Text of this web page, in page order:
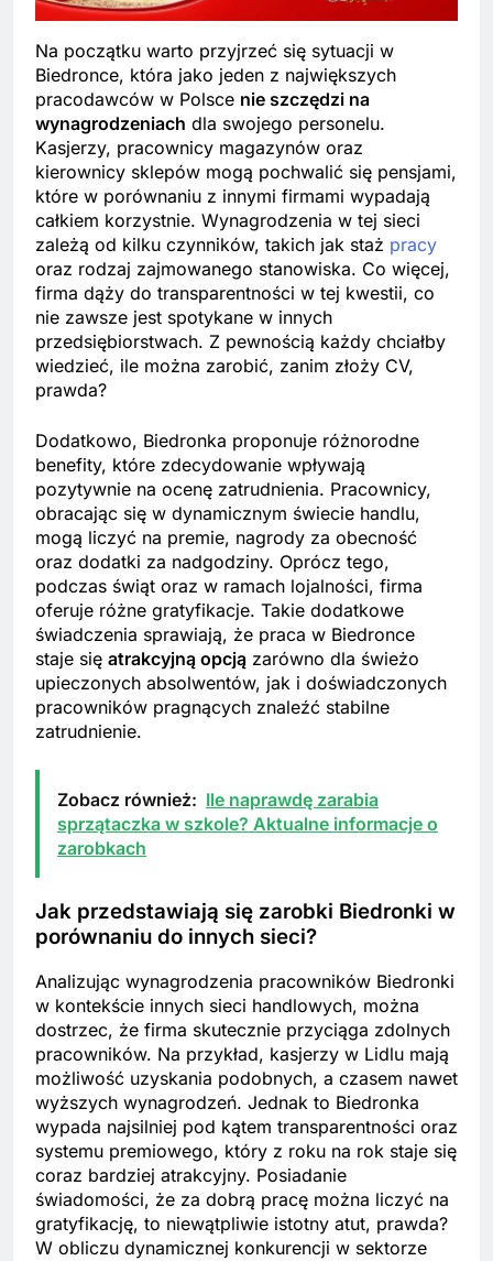
Na początku warto przyjrzeć się sytuacji w
Biedronce, która jako jeden z największych
pracodawców w Polsce nie szczędzi na
wynagrodzeniach dla swojego personelu.
Kasjerzy, pracownicy magazynów oraz
kierownicy sklepów mogą pochwalić się pensjami,
które w porównaniu z innymi firmami wypadają
całkiem korzystnie. Wynagrodzenia w tej sieci
zależą od kilku czynników, takich jak staż pracy
oraz rodzaj zajmowanego stanowiska. Co więcej,
firma dąży do transparentności w tej kwestii, co
nie zawsze jest spotykane w innych
przedsiębiorstwach. Z pewnością każdy chciałby
wiedzieć, ile można zarobić, zanim złoży CV,
prawda?
Dodatkowo, Biedronka proponuje różnorodne
benefity, które zdecydowanie wpływają
pozytywnie na ocenę zatrudnienia. Pracownicy,
obracając się w dynamicznym świecie handlu,
mogą liczyć na premie, nagrody za obecność
oraz dodatki za nadgodziny. Oprócz tego,
podczas świąt oraz w ramach lojalności, firma
oferuje różne gratyfikacje. Takie dodatkowe
świadczenia sprawiają, że praca w Biedronce
staje się atrakcyjną opcją zarówno dla świeżo
upieczonych absolwentów, jak i doświadczonych
pracowników pragnących znaleźć stabilne
zatrudnienie.
Zobacz również: Ile naprawdę zarabia
sprzątaczka w szkole? Aktualne informacje o
zarobkach
Jak przedstawiają się zarobki Biedronki w
porównaniu do innych sieci?
Analizując wynagrodzenia pracowników Biedronki
w kontekście innych sieci handlowych, można
dostrzec, że firma skutecznie przyciąga zdolnych
pracowników. Na przykład, kasjerzy w Lidlu mają
możliwość uzyskania podobnych, a czasem nawet
wyższych wynagrodzeń. Jednak to Biedronka
wypada najsilniej pod kątem transparentności oraz
systemu premiowego, który z roku na rok staje się
coraz bardziej atrakcyjny. Posiadanie
świadomości, że za dobrą pracę można liczyć na
gratyfikację, to niewątpliwie istotny atut, prawda?
W obliczu dynamicznej konkurencji w sektorze